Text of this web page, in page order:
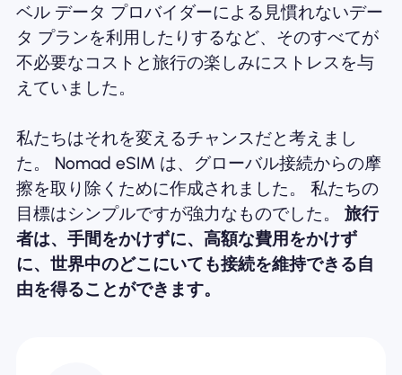
ベル データ プロバイダーによる見慣れないデー
タ プランを利用したりするなど、そのすべてが
不必要なコストと旅行の楽しみにストレスを与
えていました。
私たちはそれを変えるチャンスだと考えまし
た。 Nomad eSIM は、グローバル接続からの摩
擦を取り除くために作成されました。 私たちの
目標はシンプルですが強力なものでした。 旅行
者は、手間をかけずに、高額な費用をかけず
に、世界中のどこにいても接続を維持できる自
由を得ることができます。